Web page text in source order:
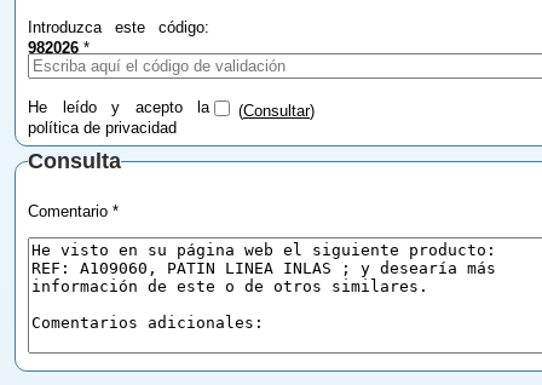
Introduzca este código:
982026 *
He leído y acepto la
política de privacidad
(Consultar)
Consulta
Comentario *